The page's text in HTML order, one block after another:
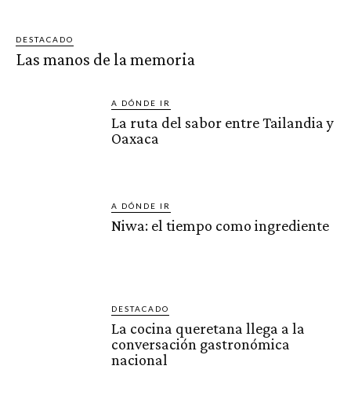
DESTACADO
Las manos de la memoria
A DÓNDE IR
La ruta del sabor entre Tailandia y
Oaxaca
A DÓNDE IR
Niwa: el tiempo como ingrediente
DESTACADO
La cocina queretana llega a la
conversación gastronómica
nacional